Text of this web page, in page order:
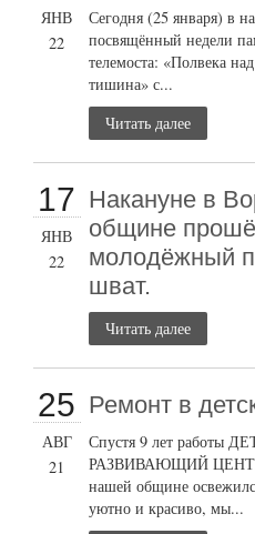
ЯНВ
22
Сегодня (25 января) в
посвящённый недели
телемоста: «Полвека
тишина» с...
Читать далее
17
ЯНВ
22
Накануне в
общине
молодёжный
шват.
Читать далее
25
АВГ
21
Ремонт в
Спустя 9 лет работы
РАЗВИВАЮЩИЙ
нашей общине
уютно и красиво, мы...